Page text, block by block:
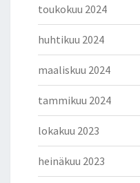
toukokuu 2024
huhtikuu 2024
maaliskuu 2024
tammikuu 2024
lokakuu 2023
heinäkuu 2023